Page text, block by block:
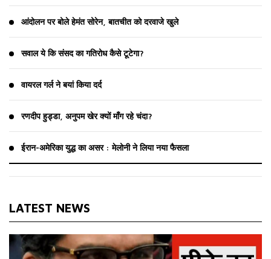
आंदोलन पर बोले हेमंत सोरेन, बातचीत को दरवाजे खुले
सवाल ये कि संसद का गतिरोध कैसे टूटेगा?
वायरल गर्ल ने बयां किया दर्द
रणदीप हुड्डा, अनुपम खेर क्यों माँग रहे चंदा?
ईरान-अमेरिका युद्ध का असर : मेलोनी ने लिया नया फैसला
LATEST NEWS